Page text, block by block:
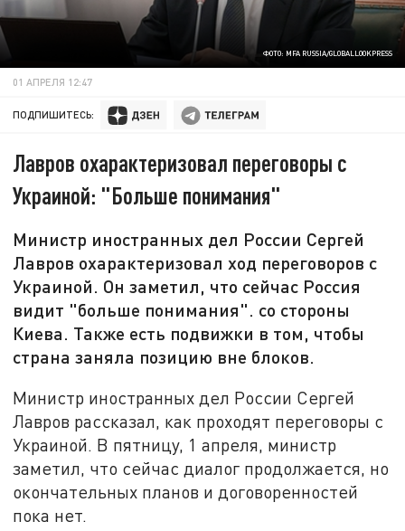
ФОТО: MFA RUSSIA/GLOBALLOOKPRESS
01 АПРЕЛЯ 12:47
ПОДПИШИТЕСЬ:
Лавров охарактеризовал переговоры с
Украиной: "Больше понимания"
Министр иностранных дел России Сергей
Лавров охарактеризовал ход переговоров с
Украиной. Он заметил, что сейчас Россия
видит "больше понимания". со стороны
Киева. Также есть подвижки в том, чтобы
страна заняла позицию вне блоков.
Министр иностранных дел России Сергей
Лавров рассказал, как проходят переговоры с
Украиной. В пятницу, 1 апреля, министр
заметил, что сейчас диалог продолжается, но
окончательных планов и договоренностей
пока нет.